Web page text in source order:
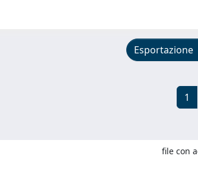
Esportazione
1
file con